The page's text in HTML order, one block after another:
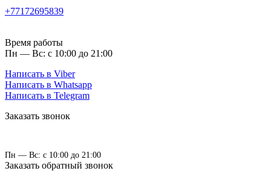
+77172695839
Время работы
Пн — Вс: с 10:00 до 21:00
Написать в Viber
Написать в Whatsapp
Написать в Telegram
Заказать звонок
Пн — Вс: с 10:00 до 21:00
Заказать обратный звонок